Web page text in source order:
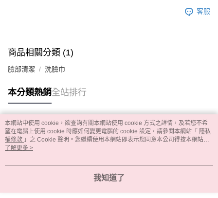
客服
商品相關分類 (1)
臉部清潔 洗臉巾
本分類熱銷全站排行
熱門標籤
本網站中使用 cookie，欲查詢有關本網站使用 cookie 方式之詳情，及若您不希
望在電腦上使用 cookie 時應如何變更電腦的 cookie 設定，請參閱本網站「 隱私
權條款 」之 Cookie 聲明。您繼續使用本網站即表示您同意本公司得按本網站使
用條款之 Cookie 聲明使用 cookie。
了解更多 >
我知道了